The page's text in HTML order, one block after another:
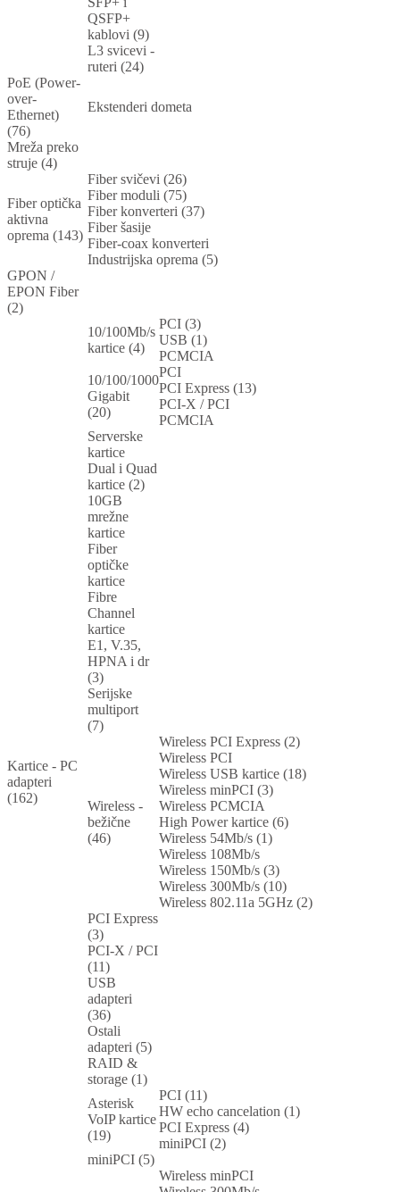
QSFP+
kablovi (9)
L3 svicevi -
ruteri (24)
PoE (Power-
over-
Ethernet)
(76)
Ekstenderi dometa
Mreža preko
struje (4)
Fiber optička
aktivna
oprema (143)
Fiber svičevi (26)
Fiber moduli (75)
Fiber konverteri (37)
Fiber šasije
Fiber-coax konverteri
Industrijska oprema (5)
GPON /
EPON Fiber
(2)
Kartice - PC
adapteri
(162)
10/100Mb/s
kartice (4)
PCI (3)
USB (1)
PCMCIA
10/100/1000
Gigabit
(20)
PCI
PCI Express (13)
PCI-X / PCI
PCMCIA
Serverske
kartice
Dual i Quad
kartice (2)
10GB
mrežne
kartice
Fiber
optičke
kartice
Fibre
Channel
kartice
E1, V.35,
HPNA i dr
(3)
Serijske
multiport
(7)
Wireless -
bežične
(46)
Wireless PCI Express (2)
Wireless PCI
Wireless USB kartice (18)
Wireless minPCI (3)
Wireless PCMCIA
High Power kartice (6)
Wireless 54Mb/s (1)
Wireless 108Mb/s
Wireless 150Mb/s (3)
Wireless 300Mb/s (10)
Wireless 802.11a 5GHz (2)
PCI Express
(3)
PCI-X / PCI
(11)
USB
adapteri
(36)
Ostali
adapteri (5)
RAID &
storage (1)
Asterisk
VoIP kartice
(19)
PCI (11)
HW echo cancelation (1)
PCI Express (4)
miniPCI (2)
miniPCI (5)
Wireless minPCI